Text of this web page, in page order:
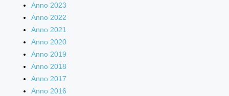
Anno 2023
Anno 2022
Anno 2021
Anno 2020
Anno 2019
Anno 2018
Anno 2017
Anno 2016